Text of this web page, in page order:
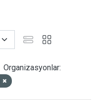
Organizasyonlar: